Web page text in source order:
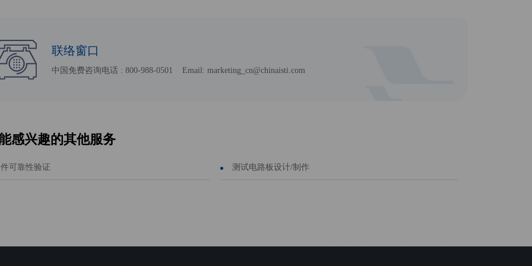
联络窗口
中国免费咨询电话 : 800-988-0501 Email: marketing_cn@chinaisti.com
感兴趣的其他服务
可靠性验证 测试电路板设计/制作